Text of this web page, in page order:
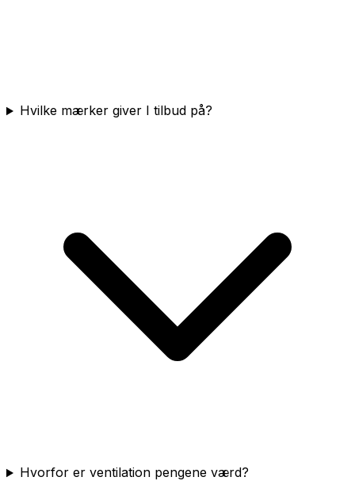
Hvilke mærker giver I tilbud på?
Hvorfor er ventilation pengene værd?